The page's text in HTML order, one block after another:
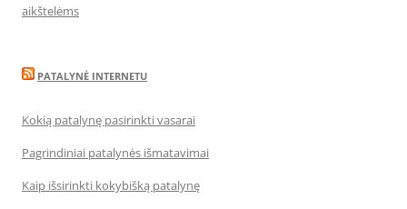
aikštelėms
PATALYNĖ INTERNETU
Kokią patalynę pasirinkti vasarai
Pagrindiniai patalynės išmatavimai
Kaip išsirinkti kokybišką patalynę